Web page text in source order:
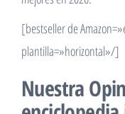
[bestseller de
plantilla=»horizontal»/]
Nuestra